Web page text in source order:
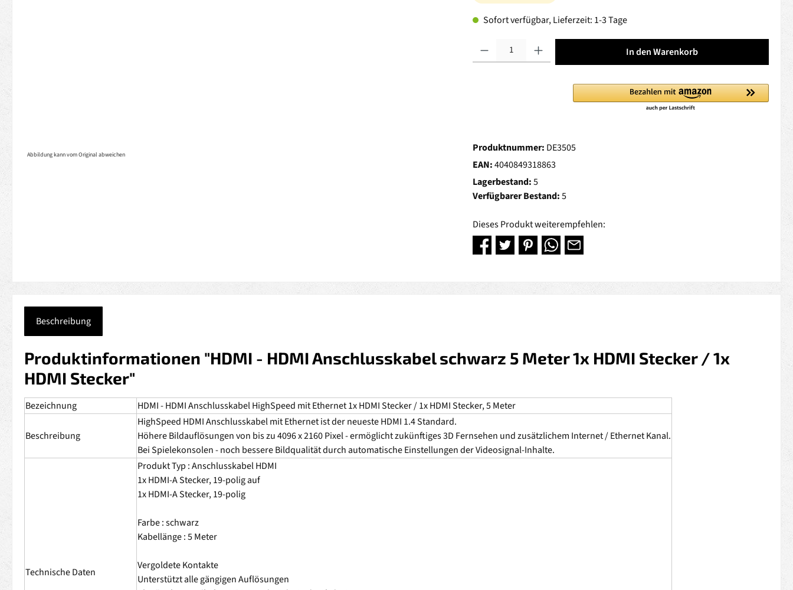
Abbildung kann vom Original abweichen
Sofort verfügbar, Lieferzeit: 1-3 Tage
Produkt Anzahl: Gib den gewünschten Wert ein oder benutze die Schaltflächen um die
In den Warenkorb
Produktnummer: DE3505
EAN:4040849318863
Lagerbestand:5
Verfügbarer Bestand:5
Dieses Produkt weiterempfehlen:
Beschreibung
Produktinformationen "HDMI - HDMI Anschlusskabel schwarz 5 Meter 1x HDMI Stecker / 1x
HDMI Stecker"
Bezeichnung HDMI - HDMI Anschlusskabel HighSpeed mit Ethernet 1x HDMI Stecker / 1x HDMI Stecker, 5 Meter
Beschreibung
HighSpeed HDMI Anschlusskabel mit Ethernet ist der neueste HDMI 1.4 Standard.
Höhere Bildauflösungen von bis zu 4096 x 2160 Pixel - ermöglicht zukünftiges 3D Fernsehen und zusätzlichem Internet / Ethernet Kanal.
Bei Spielekonsolen - noch bessere Bildqualität durch automatische Einstellungen der Videosignal-Inhalte.
Technische Daten
Produkt Typ : Anschlusskabel HDMI
1x HDMI-A Stecker, 19-polig auf
1x HDMI-A Stecker, 19-polig
Farbe : schwarz
Kabellänge : 5 Meter
Vergoldete Kontakte
Unterstützt alle gängigen Auflösungen